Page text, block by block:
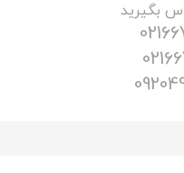
بگیرید